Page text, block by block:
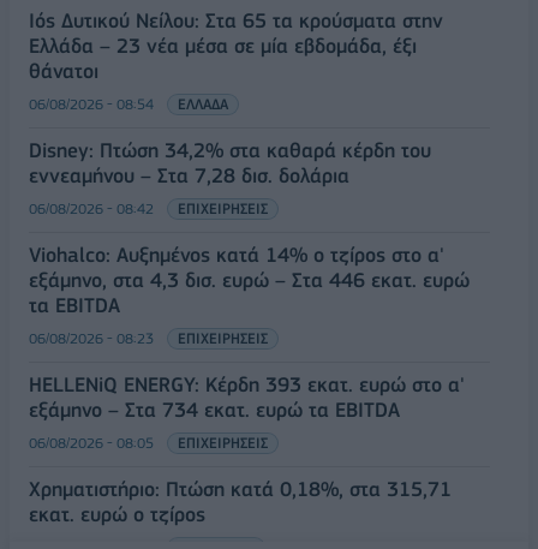
Ιός Δυτικού Νείλου: Στα 65 τα κρούσματα στην
Ελλάδα – 23 νέα μέσα σε μία εβδομάδα, έξι
θάνατοι
06/08/2026 - 08:54 ΕΛΛΑΔΑ
Disney: Πτώση 34,2% στα καθαρά κέρδη του
εννεαμήνου – Στα 7,28 δισ. δολάρια
06/08/2026 - 08:42 ΕΠΙΧΕΙΡΗΣΕΙΣ
Viohalco: Αυξημένος κατά 14% ο τζίρος στο α'
εξάμηνο, στα 4,3 δισ. ευρώ – Στα 446 εκατ. ευρώ
τα EBITDA
06/08/2026 - 08:23 ΕΠΙΧΕΙΡΗΣΕΙΣ
HELLENiQ ENERGY: Κέρδη 393 εκατ. ευρώ στο α'
εξάμηνο – Στα 734 εκατ. ευρώ τα EBITDA
06/08/2026 - 08:05 ΕΠΙΧΕΙΡΗΣΕΙΣ
Χρηματιστήριο: Πτώση κατά 0,18%, στα 315,71
εκατ. ευρώ ο τζίρος